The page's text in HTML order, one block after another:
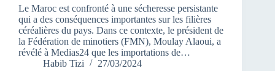
Le Maroc est confronté à une sécheresse persistante
qui a des conséquences importantes sur les filières
céréalières du pays. Dans ce contexte, le président de
la Fédération de minotiers (FMN), Moulay Alaoui, a
révélé à Medias24 que les importations de…
Habib Tizi
27/03/2024